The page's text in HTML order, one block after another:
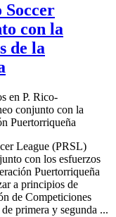
con la
de la
en P. Rico-
conjunto con la
Puertorriqueña
League (PRSL)
con los esfuerzos
Puertorriqueña
a principios de
de Competiciones
primera y segunda ...